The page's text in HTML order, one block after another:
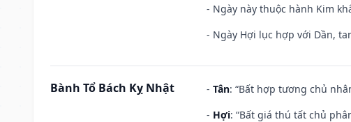
- Ngày này thuộc hành Kim
- Ngày Hợi lục hợp với Dần,
Bành Tổ Bách Kỵ Nhật - Tân: “Bất hợp tương chủ
- Hợi: “Bất giá thú tất chủ